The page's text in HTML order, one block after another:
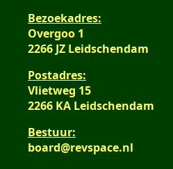
Bezoekadres:
Overgoo 1
2266 JZ Leidschendam
Postadres:
Vlietweg 15
2266 KA Leidschendam
Bestuur:
board@revspace.nl